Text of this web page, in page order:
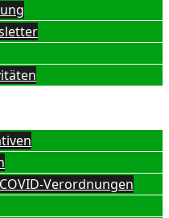
Verordnungen